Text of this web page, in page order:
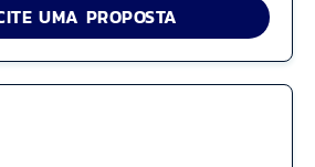
UMA PROPOSTA